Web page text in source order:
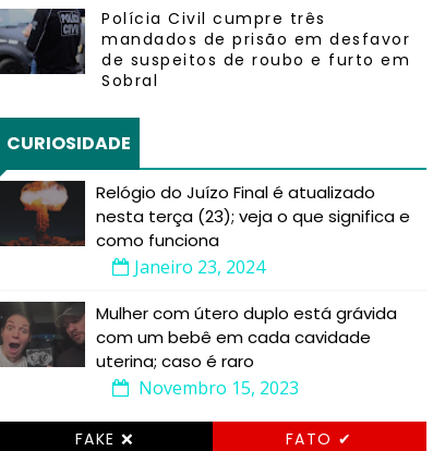
Polícia Civil cumpre três
mandados de prisão em desfavor
de suspeitos de roubo e furto em
Sobral
CURIOSIDADE
Relógio do Juízo Final é atualizado
nesta terça (23); veja o que significa e
como funciona
Janeiro 23, 2024
Mulher com útero duplo está grávida
com um bebê em cada cavidade
uterina; caso é raro
Novembro 15, 2023
FAKE ❌ FATO ✔